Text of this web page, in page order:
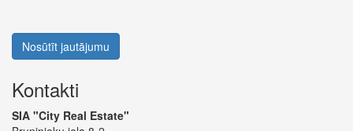
Nosūtīt jautājumu
Kontakti
SIA "City Real Estate"